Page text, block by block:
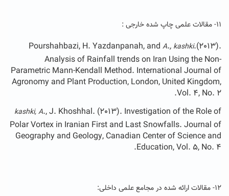
۱۱- مقالات علمی چاپ شده خارجی :
Pourshahbazi, H. Yazdanpanah, and A., kashki.(2013).
Analysis of Rainfall trends on Iran Using the Non-
Parametric Mann-Kendall Method. International Journal of
Agronomy and Plant Production, London, United Kingdom,
Vol. 4, No. 2.
kashki, A., J. Khoshhal. (2013). Investigation of the Role of
Polar Vortex in Iranian First and Last Snowfalls. Journal of
Geography and Geology, Canadian Center of Science and
Education, Vol. 5, No. 4.
۱۲- مقالات ارائه شده در مجامع علمی داخلی: